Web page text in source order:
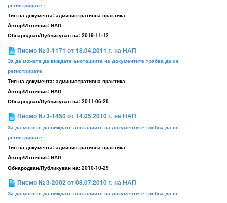
регистрирате
Тип на документа: административна практика
Aвтор/Източник: НАП
Обнародван/Публикуван на: 2019-11-12
Писмо № 3-1171 от 18.04.2011 г. на НАП
За да можете да виждате анотациите на документите трябва да се
регистрирате
Тип на документа: административна практика
Aвтор/Източник: НАП
Обнародван/Публикуван на: 2011-06-28
Писмо № 3-1450 от 14.05.2010 г. на НАП
За да можете да виждате анотациите на документите трябва да се
регистрирате
Тип на документа: административна практика
Aвтор/Източник: НАП
Обнародван/Публикуван на: 2010-10-29
Писмо № 3-2002 от 08.07.2010 г. на НАП
За да можете да виждате анотациите на документите трябва да се